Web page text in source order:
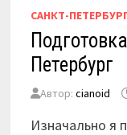
САНКТ-
Петербург
Автор: cianoid
Изначально я